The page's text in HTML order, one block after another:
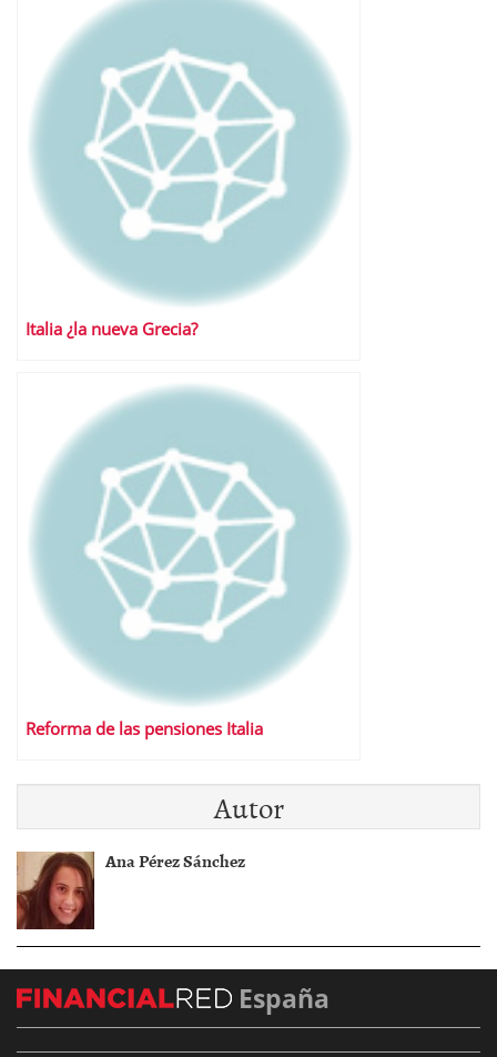
Italia ¿la nueva Grecia?
Reforma de las pensiones Italia
Autor
Ana Pérez Sánchez
España